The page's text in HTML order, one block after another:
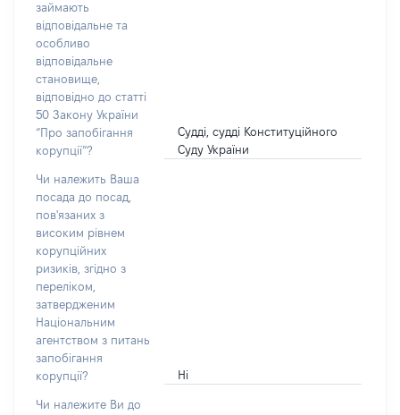
займають
відповідальне та
особливо
відповідальне
становище,
відповідно до статті
50 Закону України
“Про запобігання
корупції”?
Судді, судді Конституційного
Суду України
Чи належить Ваша
посада до посад,
пов'язаних з
високим рівнем
корупційних
ризиків, згідно з
переліком,
затвердженим
Національним
агентством з питань
запобігання
корупції?
Ні
Чи належите Ви до